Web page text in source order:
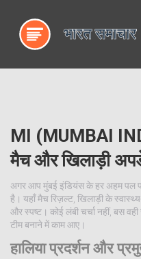
MI (MUMBAI
मैच और खिलाड़ी
अगर आप मुंबई इंडियंस के हर अहम पल
है। यहाँ मैच रिज़ल्ट, खिलाड़ी के
और स्पष्ट। कोई लंबी चर्चा नहीं, बस
टीम बनाने में काम आए।
हालिया प्रदर्शन और